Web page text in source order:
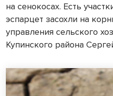
на сенокосах. Есть
эспарцет засохли на
управления сельского
Купинского района